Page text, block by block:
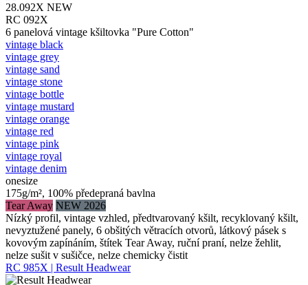
28.092X NEW
RC 092X
6 panelová vintage kšiltovka "Pure Cotton"
vintage black
vintage grey
vintage sand
vintage stone
vintage bottle
vintage mustard
vintage orange
vintage red
vintage pink
vintage royal
vintage denim
onesize
175g/m², 100% předepraná bavlna
Tear Away NEW 2026
Nízký profil, vintage vzhled, předtvarovaný kšilt, recyklovaný kšilt,
nevyztužené panely, 6 obšitých větracích otvorů, látkový pásek s
kovovým zapínáním, štítek Tear Away, ruční praní, nelze žehlit,
nelze sušit v sušičce, nelze chemicky čistit
RC 985X | Result Headwear